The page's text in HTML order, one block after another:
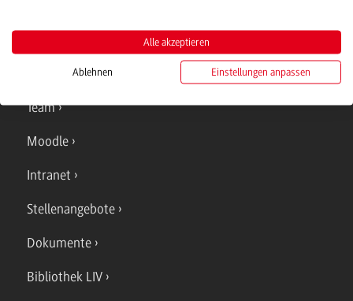
Team
Moodle
Intranet
Stellenangebote
Dokumente
Bibliothek LIV
Alle akzeptieren
Ablehnen Einstellungen anpassen